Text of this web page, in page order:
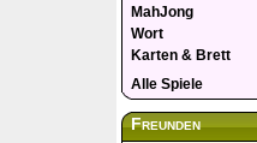
MahJong
Wort
Karten & Brett
Alle Spiele
Freunden